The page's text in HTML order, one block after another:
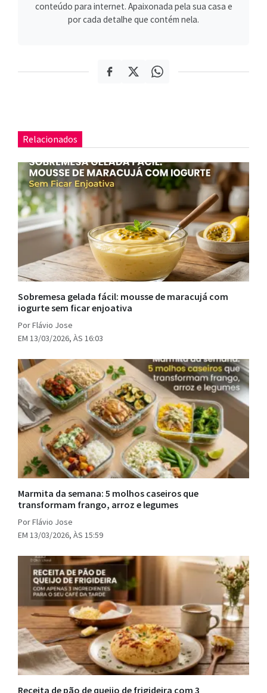
conteúdo para internet. Apaixonada pela sua casa e
por cada detalhe que contém nela.
Relacionados
Sobremesa gelada fácil: mousse de maracujá com
iogurte sem ficar enjoativa
Por Flávio Jose
EM 13/03/2026, ÀS 16:03
Marmita da semana: 5 molhos caseiros que
transformam frango, arroz e legumes
Por Flávio Jose
EM 13/03/2026, ÀS 15:59
Receita de pão de queijo de frigideira com 3